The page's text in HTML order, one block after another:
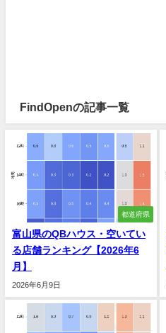
FindOpenの記事一覧
都道府県
富山県のQBハウス・空いてい
る店舗ランキング【2026年6
月】
2026年6月9日